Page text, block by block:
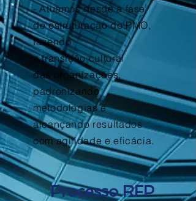
- Atuamos desde a fase
de estruturação do PMO,
fazendo
atransiçãocultural
das
organizações,
padronizando
metodologias e
alcançando resultados
com agilidade e eficácia.
Processo RFP